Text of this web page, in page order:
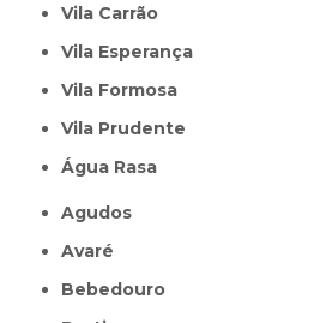
Vila Carrão
Vila Esperança
Vila Formosa
Vila Prudente
Água Rasa
Agudos
Avaré
Bebedouro